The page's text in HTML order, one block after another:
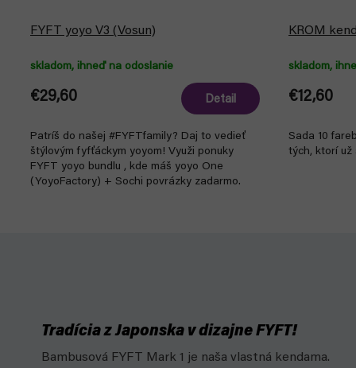
FYFT yoyo V3 (Vosun)
skladom, ihneď na odoslanie
€29,60 Detail
Patríš do našej #FYFTfamily? Daj to vedieť
štýlovým fyfťáckym yoyom! Využi ponuky
FYFT yoyo bundlu , kde máš yoyo One
(YoyoFactory) + Sochi povrázky zadarmo.
KROM
skladom,
€12,60
Sada 10
tých, ktorí už
Tradícia z Japonska v dizajne FYFT!
Bambusová FYFT Mark 1 je naša vlastná kendama.